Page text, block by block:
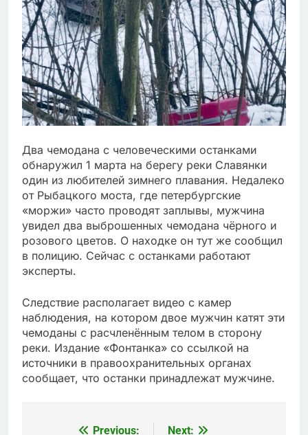
Два чемодана с человеческими останками
обнаружил 1 марта на берегу реки Славянки
один из любителей зимнего плавания. Недалеко
от Рыбацкого моста, где петербургские
«моржи» часто проводят заплывы, мужчина
увидел два выброшенных чемодана чёрного и
розового цветов. О находке он тут же сообщил
в полицию. Сейчас с останками работают
эксперты.
Следствие располагает видео с камер
наблюдения, на котором двое мужчин катят эти
чемоданы с расчленённым телом в сторону
реки. Издание «Фонтанка» со ссылкой на
источники в правоохранительных органах
сообщает, что останки принадлежат мужчине.
Previous:
Next: